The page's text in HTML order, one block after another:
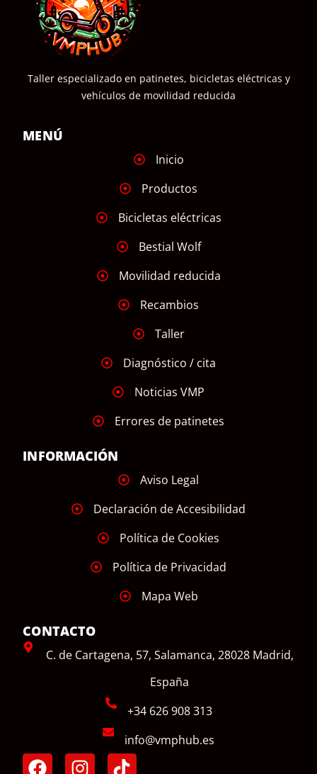
Taller especializado en patinetes, bicicletas eléctricas y
vehículos de movilidad reducida
MENÚ
Inicio
Productos
Bicicletas eléctricas
Bestial Wolf
Movilidad reducida
Recambios
Taller
Diagnóstico / cita
Noticias VMP
Errores de patinetes
INFORMACIÓN
Aviso Legal
Declaración de Accesibilidad
Política de Cookies
Política de Privacidad
Mapa Web
CONTACTO
C. de Cartagena, 57, Salamanca, 28028 Madrid,
España
+34 626 908 313
info@vmphub.es